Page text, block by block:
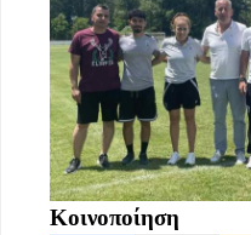
Κοινοποίηση